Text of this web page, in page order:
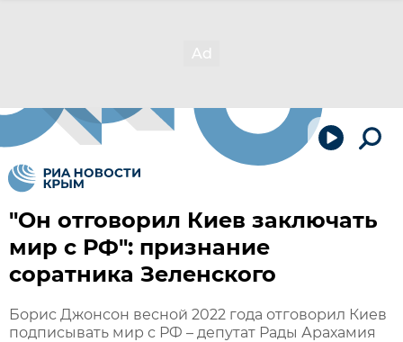
"Он отговорил Киев заключать
мир с РФ": признание
соратника Зеленского
Борис Джонсон весной 2022 года отговорил Киев
подписывать мир с РФ – депутат Рады Арахамия